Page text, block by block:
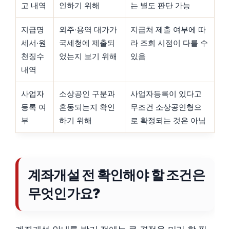
고 내역
인하기 위해
는 별도 판단 가능
지급명
세서·원
천징수
내역
외주·용역 대가가
국세청에 제출되
었는지 보기 위해
지급처 제출 여부에 따
라 조회 시점이 다를 수
있음
사업자
등록 여
부
소상공인 구분과
혼동되는지 확인
하기 위해
사업자등록이 있다고
무조건 소상공인형으
로 확정되는 것은 아님
계좌개설 전 확인해야 할 조건은
무엇인가요?